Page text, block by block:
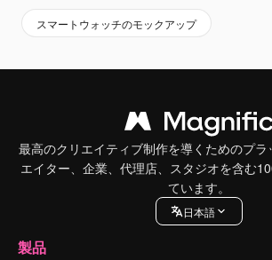
スマートウォッチのモックアップ
最高のクリエイティブ制作を導くためのプラ
エイター、企業、代理店、スタジオを含む
ています。
日本語
製品